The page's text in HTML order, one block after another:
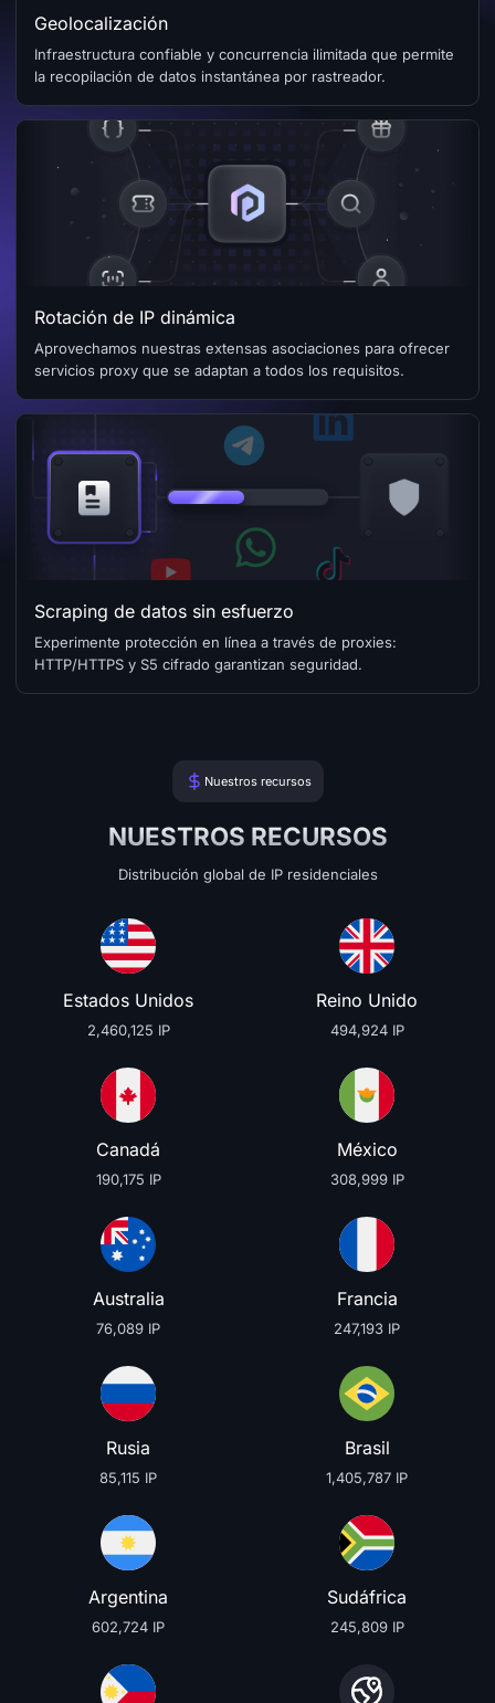
Geolocalización
Infraestructura confiable y concurrencia ilimitada que permite
la recopilación de datos instantánea por rastreador.
Rotación de IP dinámica
Aprovechamos nuestras extensas asociaciones para ofrecer
servicios proxy que se adaptan a todos los requisitos.
Scraping de datos sin esfuerzo
Experimente protección en línea a través de proxies:
HTTP/HTTPS y S5 cifrado garantizan seguridad.
Nuestros recursos
NUESTROS RECURSOS
Distribución global de IP residenciales
Estados Unidos
2,460,125 IP
Reino Unido
494,924 IP
Canadá
190,175 IP
México
308,999 IP
Australia
76,089 IP
Francia
247,193 IP
Rusia
85,115 IP
Brasil
1,405,787 IP
Argentina
602,724 IP
Sudáfrica
245,809 IP